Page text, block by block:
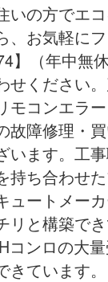
いの方でエ
、お気軽に
】（年中無
せください
モコンエラ
故障修理・買
います。工
持ち合わせ
ュートメー
リと構築で
コンロの大
ています。